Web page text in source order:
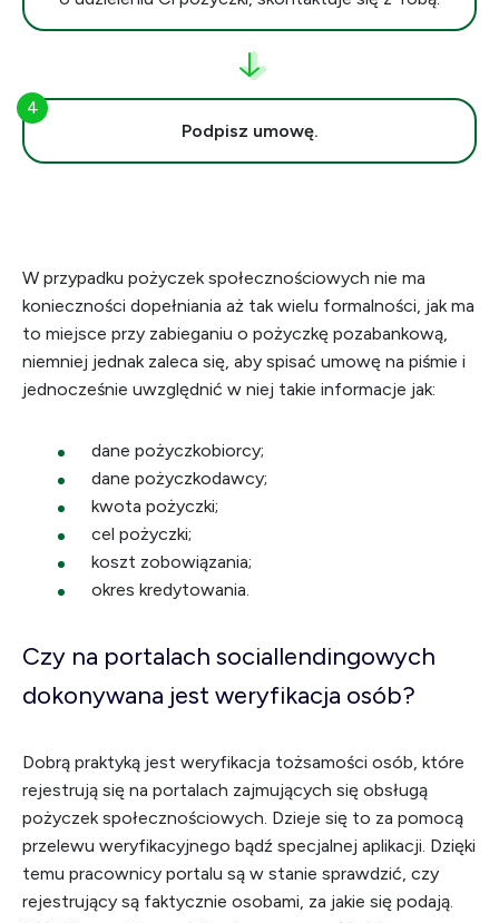
Podpisz umowę.
W przypadku pożyczek społecznościowych nie ma
konieczności dopełniania aż tak wielu formalności, jak ma
to miejsce przy zabieganiu o pożyczkę pozabankową,
niemniej jednak zaleca się, aby spisać umowę na piśmie i
jednocześnie uwzględnić w niej takie informacje jak:
dane pożyczkobiorcy;
dane pożyczkodawcy;
kwota pożyczki;
cel pożyczki;
koszt zobowiązania;
okres kredytowania.
Czy na portalach sociallendingowych
dokonywana jest weryfikacja osób?
Dobrą praktyką jest weryfikacja tożsamości osób, które
rejestrują się na portalach zajmujących się obsługą
pożyczek społecznościowych. Dzieje się to za pomocą
przelewu weryfikacyjnego bądź specjalnej aplikacji. Dzięki
temu pracownicy portalu są w stanie sprawdzić, czy
rejestrujący są faktycznie osobami, za jakie się podają.